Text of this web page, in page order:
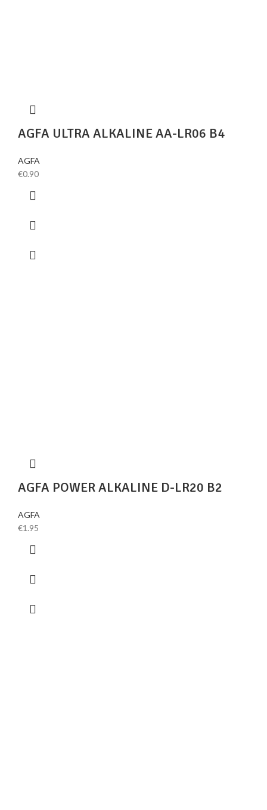
AGFA ULTRA ALKALINE AA-LR06 B4
AGFA
€0.90
AGFA POWER ALKALINE D-LR20 B2
AGFA
€1.95